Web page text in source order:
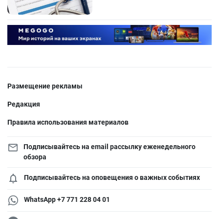
Размещение рекламы
Редакция
Правила использования материалов
Подписывайтесь на email рассылку еженедельного
обзора
Подписывайтесь на оповещения о важных событиях
WhatsApp +7 771 228 04 01